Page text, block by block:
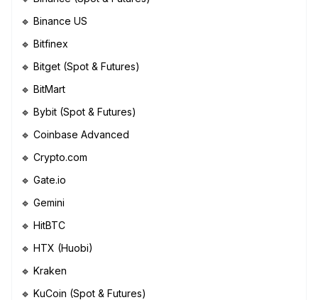
🔹 Binance US
🔹 Bitfinex
🔹 Bitget (Spot & Futures)
🔹 BitMart
🔹 Bybit (Spot & Futures)
🔹 Coinbase Advanced
🔹 Crypto.com
🔹 Gate.io
🔹 Gemini
🔹 HitBTC
🔹 HTX (Huobi)
🔹 Kraken
🔹 KuCoin (Spot & Futures)